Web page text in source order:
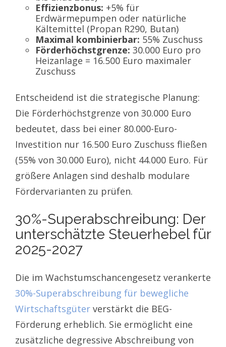
Effizienzbonus: +5% für
Erdwärmepumpen oder natürliche
Kältemittel (Propan R290, Butan)
Maximal kombinierbar: 55% Zuschuss
Förderhöchstgrenze: 30.000 Euro pro
Heizanlage = 16.500 Euro maximaler
Zuschuss
Entscheidend ist die strategische Planung:
Die Förderhöchstgrenze von 30.000 Euro
bedeutet, dass bei einer 80.000-Euro-
Investition nur 16.500 Euro Zuschuss fließen
(55% von 30.000 Euro), nicht 44.000 Euro. Für
größere Anlagen sind deshalb modulare
Fördervarianten zu prüfen.
30%-Superabschreibung: Der
unterschätzte Steuerhebel für
2025-2027
Die im Wachstumschancengesetz verankerte
30%-Superabschreibung für bewegliche
Wirtschaftsgüter verstärkt die BEG-
Förderung erheblich. Sie ermöglicht eine
zusätzliche degressive Abschreibung von